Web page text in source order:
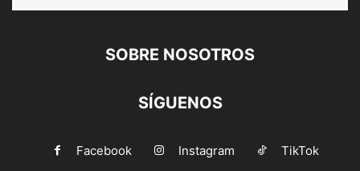
SOBRE NOSOTROS
SÍGUENOS
Facebook Instagram TikTok